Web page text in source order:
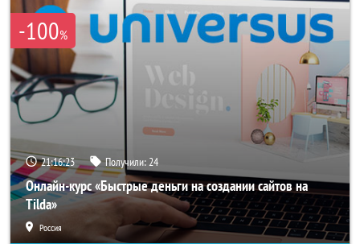
-100%
21:16:20 Получили:24
Онлайн-курс «Быстрые деньги на создании сайтов на
Tilda»
Россия